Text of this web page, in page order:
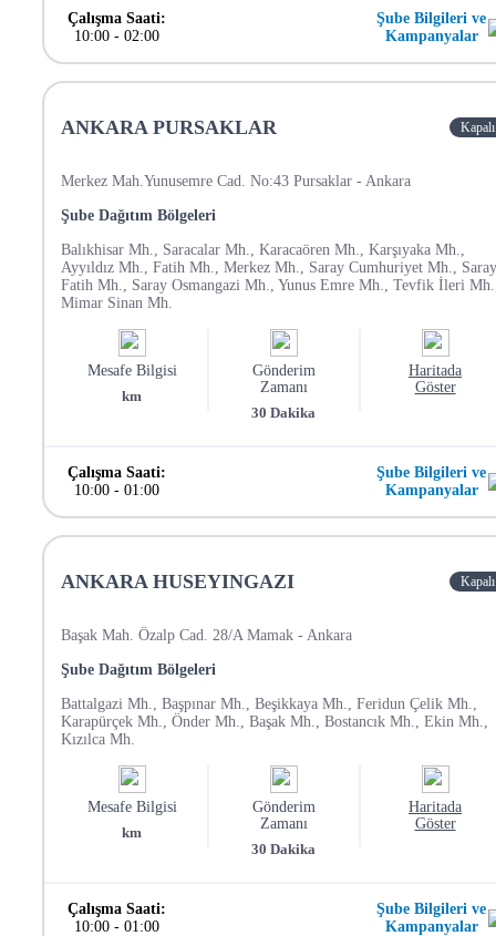
Çalışma Saati:
10:00- 02:00
Şube Bilgileri ve
Kampanyalar
ANKARA PURSAKLAR Kapalı
Merkez Mah.Yunusemre Cad. No:43 Pursaklar - Ankara
Şube Dağıtım Bölgeleri
Balıkhisar Mh., Saracalar Mh., Karacaören Mh., Karşıyaka Mh.,
Ayyıldız Mh., Fatih Mh., Merkez Mh., Saray Cumhuriyet Mh., Saray
Fatih Mh., Saray Osmangazi Mh., Yunus Emre Mh., Tevfik İleri
Mimar Sinan Mh.
Mesafe Bilgisi
km
Gönderim
Zamanı
30 Dakika
Haritada
Göster
Çalışma Saati:
10:00- 01:00
Şube Bilgileri ve
Kampanyalar
ANKARA HUSEYINGAZI Kapalı
Başak Mah. Özalp Cad. 28/A Mamak - Ankara
Şube Dağıtım Bölgeleri
Battalgazi Mh., Başpınar Mh., Beşikkaya Mh., Feridun Çelik Mh.,
Karapürçek Mh., Önder Mh., Başak Mh., Bostancık Mh., Ekin Mh.,
Kızılca Mh.
Mesafe Bilgisi
km
Gönderim
Zamanı
30 Dakika
Haritada
Göster
Çalışma Saati:
10:00- 01:00
Şube Bilgileri ve
Kampanyalar